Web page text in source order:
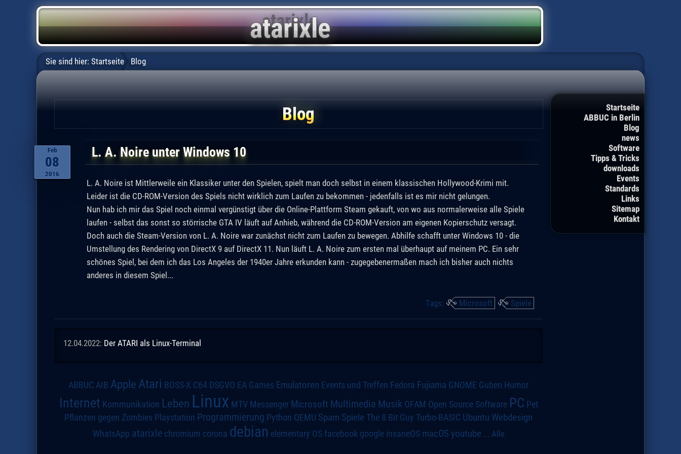
Startseite
ABBUC in Berlin
Blog
news
Software
Tipps & Tricks
downloads
Events
Standards
Links
Sitemap
Kontakt
Sie sind hier: Startseite Blog
Blog
Feb
08
2016
L. A. Noire unter Windows 10
L. A. Noire ist Mittlerweile ein Klassiker unter den Spielen, spielt man doch selbst in einem klassischen Hollywood-Krimi mit.
Leider ist die CD-ROM-Version des Spiels nicht wirklich zum Laufen zu bekommen - jedenfalls ist es mir nicht gelungen.
Nun hab ich mir das Spiel noch einmal vergünstigt über die Online-Plattform Steam gekauft, von wo aus normalerweise alle Spiele
laufen - selbst das sonst so störrische GTA IV läuft auf Anhieb, während die CD-ROM-Version am eigenen Kopierschutz versagt.
Doch auch die Steam-Version von L. A. Noire war zunächst nicht zum Laufen zu bewegen. Abhilfe schafft unter Windows 10 - die
Umstellung des Rendering von DirectX 9 auf DirectX 11. Nun läuft L. A. Noire zum ersten mal überhaupt auf meinem PC. Ein sehr
schönes Spiel, bei dem ich das Los Angeles der 1940er Jahre erkunden kann - zugegebenermaßen mach ich bisher auch nichts
anderes in diesem Spiel...
Tags: Microsoft Spiele
12.04.2022: Der ATARI als Linux-Terminal
ABBUC AIB AppleAtari BOSS-X C64 DSGVO EA Games Emulatoren Events und Treffen Fedora Fujiama GNOME Guben Humor
Internet Kommunikation Leben Linux MTV Messenger Microsoft Multimedia Musik OFAM Open Source Software PC Pet
Pflanzen gegen Zombies Playstation Programmierung Python QEMU Spam Spiele The 8 Bit Guy Turbo-BASIC Ubuntu Webdesign
WhatsApp atarixle chromium corona debian elementary OS facebook google insaneOS macOS youtube ... Alle